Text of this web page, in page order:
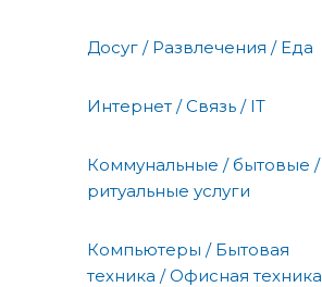
Досуг / Развлечения / Еда
Интернет / Связь / IT
Коммунальные / бытовые /
ритуальные услуги
Компьютеры / Бытовая
техника / Офисная техника